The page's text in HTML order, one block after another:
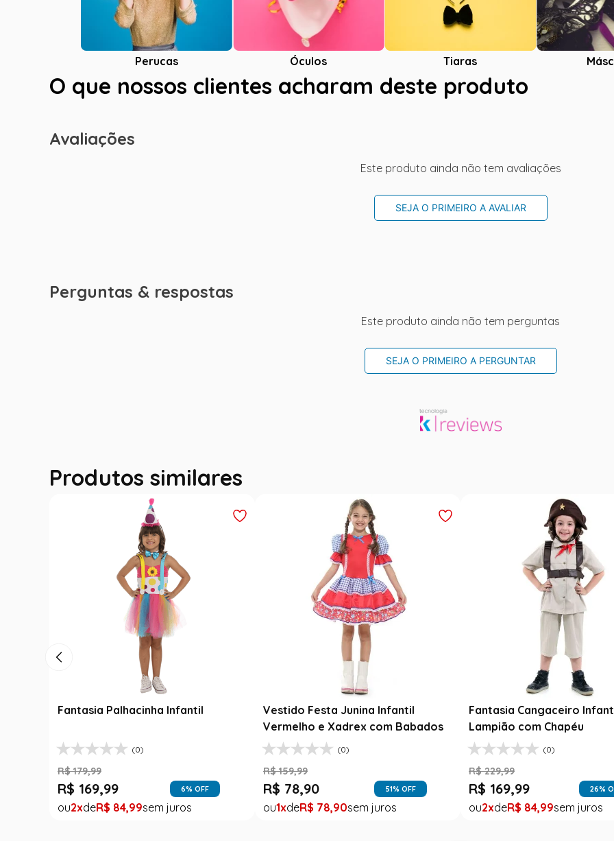
Perucas Óculos Tiaras
O que nossos clientes acharam deste produto
Avaliações
Este produto ainda não tem avaliações
SEJA O PRIMEIRO A AVALIAR
Perguntas & respostas
Este produto ainda não tem perguntas
SEJA O PRIMEIRO A PERGUNTAR
Produtos similares
Fantasia Palhacinha Infantil
(0)
R$ 179,99
R$ 169,99 6% OFF
2 R$ 84,99
Vestido Festa Junina Infantil
Vermelho e Xadrex com Babados
(0)
R$ 159,99
R$ 78,90 51% OFF
1 R$ 78,90
Fantasia Cangaceiro
Lampião com Chapéu
(0)
R$ 229,99
R$ 169,99 26%
2 R$ 84,99